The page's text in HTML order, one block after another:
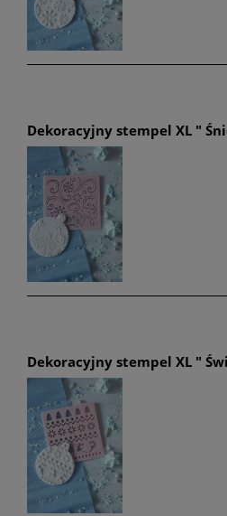
Dekoracyjny stempel XL "
Dekoracyjny stempel XL "